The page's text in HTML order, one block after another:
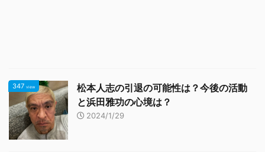
347 view
松本人志の引退の可能性は？今後の活動
と浜田雅功の心境は？
2024/1/29